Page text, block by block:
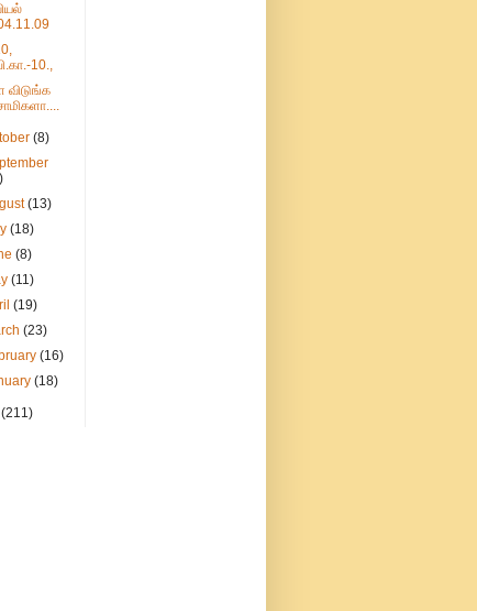
10.,
(8)
(13)
(18)
(8)
(11)
(19)
(23)
(16)
(18)
(211)